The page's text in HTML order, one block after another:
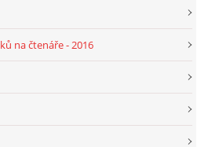
na čtenáře - 2016